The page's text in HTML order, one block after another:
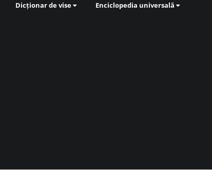
Dicționar de vise Enciclopedia universală